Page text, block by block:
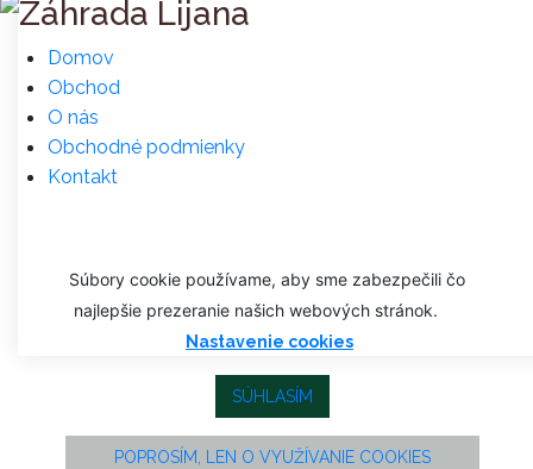
Domov
Obchod
O nás
Obchodné podmienky
Kontakt
Súbory cookie používame, aby sme zabezpečili čo
najlepšie prezeranie našich webových stránok.
Nastavenie cookies
SÚHLASÍM
POPROSÍM, LEN O VYUŽÍVANIE COOKIES